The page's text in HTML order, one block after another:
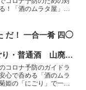
煮付け
！「酒のムラタ屋」。
熟白ばい貝の煮付
ずが無いね、この取り
だ！ 一合一肴 四◯
り・普通酒 山廃仕
鳥とあげのさっと
コロナ予防のガイドラ
心で呑める「酒のムラ
姫の「にごり」で一